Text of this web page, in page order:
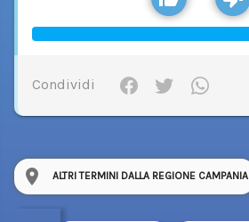
Condividi
ALTRI TERMINI DALLA REGIONE CAMPANIA